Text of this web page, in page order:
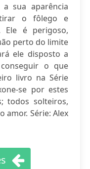
sua aparência
o fôlego e
Ele é perigoso,
perto do limite
ele disposto a
o que
livro na Série
se por estes
todos solteiros,
amor. Série: Alex